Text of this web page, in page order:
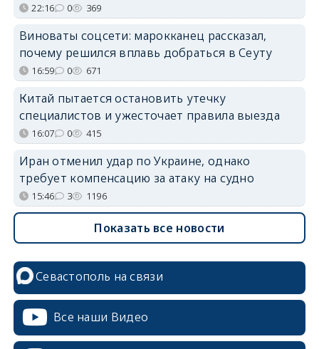
22:16 0 369
Виноваты соцсети: марокканец рассказал,
почему решился вплавь добраться в Сеуту
16:59 0 671
Китай пытается остановить утечку
специалистов и ужесточает правила выезда
16:07 0 415
Иран отменил удар по Украине, однако
требует компенсацию за атаку на судно
15:46 3 1196
Показать все новости
Севастополь на связи
Все наши Видео